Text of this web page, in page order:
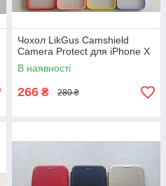
Чохол LikGus Camshield
Camera Protect для iPhone X
В наявності
266 ₴ 280 ₴